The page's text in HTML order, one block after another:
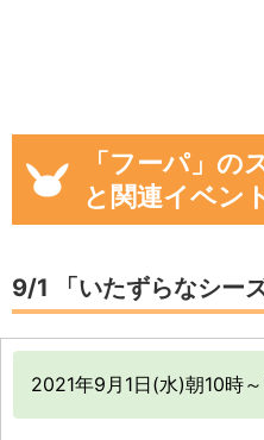
「フーパ」の
と関連イベン
9/1 「いたずらなシー
2021年9月1日(水)朝10時